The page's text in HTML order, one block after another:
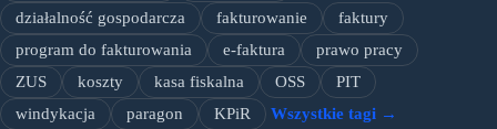
działalność gospodarcza
fakturowanie
faktury
program do fakturowania
e-faktura
prawo pracy
ZUS
koszty kasa fiskalna OSS
PIT
windykacja
paragon KPiR Wszystkie tagi →